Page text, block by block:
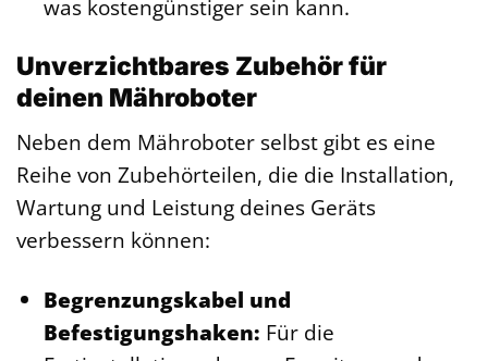
was kostengünstiger sein kann.
Unverzichtbares Zubehör für
deinen Mähroboter
Neben dem Mähroboter selbst gibt es eine
Reihe von Zubehörteilen, die die Installation,
Wartung und Leistung deines Geräts
verbessern können:
Begrenzungskabel und
Befestigungshaken: Für die